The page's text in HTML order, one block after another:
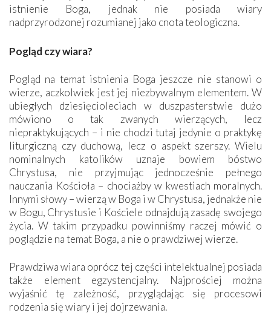
istnienie Boga, jednak nie posiada wiary
nadprzyrodzonej rozumianej jako cnota teologiczna.
Pogląd czy wiara?
Pogląd na temat istnienia Boga jeszcze nie stanowi o
wierze, aczkolwiek jest jej niezbywalnym elementem. W
ubiegłych dziesięcioleciach w duszpasterstwie dużo
mówiono o tak zwanych wierzących, lecz
niepraktykujących – i nie chodzi tutaj jedynie o praktykę
liturgiczną czy duchową, lecz o aspekt szerszy. Wielu
nominalnych katolików uznaje bowiem bóstwo
Chrystusa, nie przyjmując jednocześnie pełnego
nauczania Kościoła – chociażby w kwestiach moralnych.
Innymi słowy – wierzą w Boga i w Chrystusa, jednakże nie
w Bogu, Chrystusie i Kościele odnajdują zasadę swojego
życia. W takim przypadku powinniśmy raczej mówić o
poglądzie na temat Boga, a nie o prawdziwej wierze.
Prawdziwa wiara oprócz tej części intelektualnej posiada
także element egzystencjalny. Najprościej można
wyjaśnić tę zależność, przyglądając się procesowi
rodzenia się wiary i jej dojrzewania.